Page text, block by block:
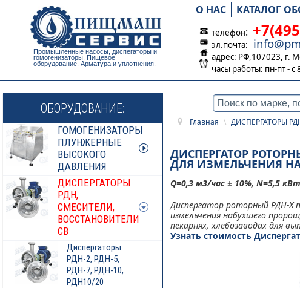
Промышленные насосы, диспегаторы и
гомогенизаторы. Пищевое
оборудование. Арматура и уплотнения.
О НАС КАТАЛОГ
телефон:
эл.почта:
адрес: РФ,107023, г.
часы работы: пн-пт - с
ОБОРУДОВАНИЕ:
ГОМОГЕНИЗАТОРЫ
ПЛУНЖЕРНЫЕ
ВЫСОКОГО
ДАВЛЕНИЯ
ДИСПЕРГАТОРЫ
РДН,
СМЕСИТЕЛИ,
ВОССТАНОВИТЕЛИ
СВ
Диспергаторы
РДН-2, РДН-5,
РДН-7, РДН-10,
РДН10/20
Главная \ ДИСПЕРГАТОРЫ
ДИСПЕРГАТОР
ДЛЯ ИЗМЕЛЬЧЕНИЯ
Q=0,3 м3/час ± 10%, N=5,5
Диспергатор роторный РДН-Х
измельчения набухшего
пекарнях, хлебозаводах для
Узнать стоимость